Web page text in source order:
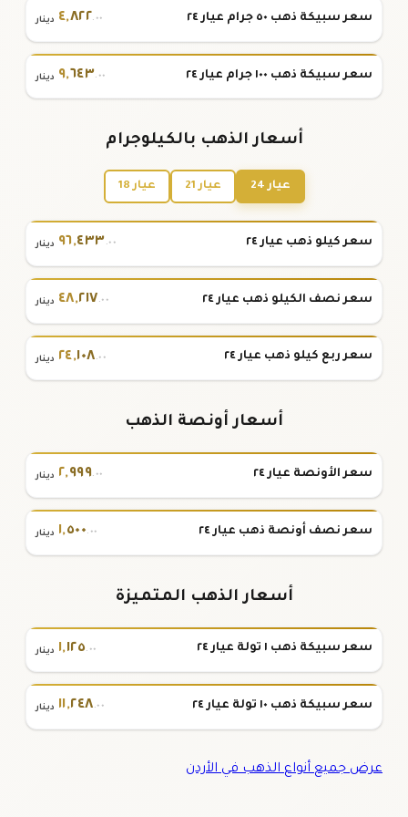
سعر سبيكة ذهب ٥٠ جرام عيار ٢٤ ٤,٨٢٢.٠٠ دينار
سعر سبيكة ذهب ١٠٠ جرام عيار ٢٤ ٩,٦٤٣.٠٠ دينار
أسعار الذهب بالكيلوجرام
عيار 24 عيار 21 عيار 18
سعر كيلو ذهب عيار ٢٤ ٩٦,٤٣٣.٠٠ دينار
سعر نصف الكيلو ذهب عيار ٢٤ ٤٨,٢١٧.٠٠ دينار
سعر ربع كيلو ذهب عيار ٢٤ ٢٤,١٠٨.٠٠ دينار
أسعار أونصة الذهب
سعر الأونصة عيار ٢٤ ٢,٩٩٩.٠٠ دينار
سعر نصف أونصة ذهب عيار ٢٤ ١,٥٠٠.٠٠ دينار
أسعار الذهب المتميزة
سعر سبيكة ذهب ١ تولة عيار ٢٤ ١,١٢٥.٠٠ دينار
سعر سبيكة ذهب ١٠ تولة عيار ٢٤ ١١,٢٤٨.٠٠ دينار
عرض جميع أنواع الذهب في الأردن